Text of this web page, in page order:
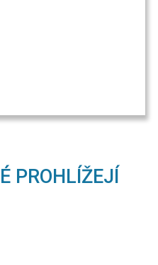
PROHLÍŽEJÍ